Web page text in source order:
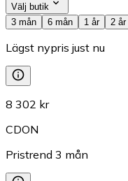
Välj butik
3 mån
6 mån 1 år 2 år
Lägst nypris just nu
8 302 kr
CDON
Pristrend 3 mån